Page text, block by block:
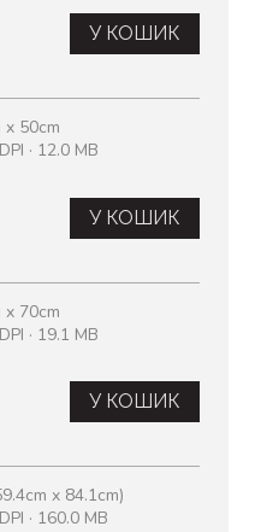
У КОШИК
x 50cm
· 12.0 MB
У КОШИК
x 70cm
· 19.1 MB
У КОШИК
x 84.1cm)
· 160.0 MB